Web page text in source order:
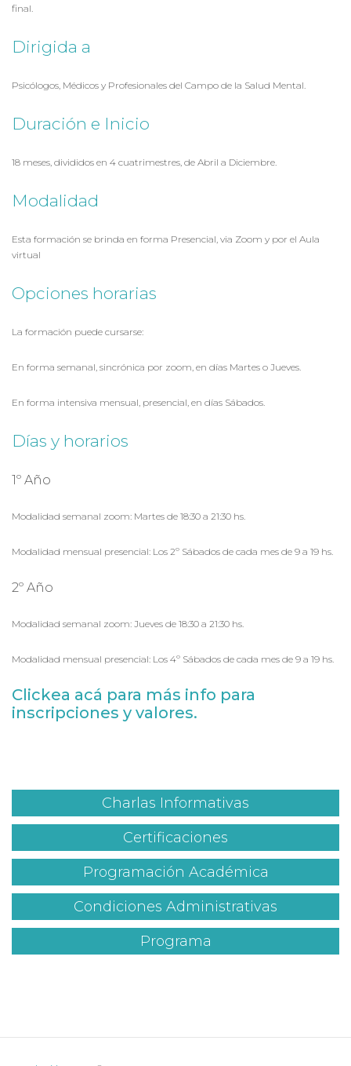
final.
Dirigida a
Psicólogos, Médicos y Profesionales del Campo de la Salud Mental.
Duración e Inicio
18 meses, divididos en 4 cuatrimestres, de Abril a Diciembre.
Modalidad
Esta formación se brinda en forma Presencial, via Zoom y por el Aula
virtual
Opciones horarias
La formación puede cursarse:
En forma semanal, sincrónica por zoom, en días Martes o Jueves.
En forma intensiva mensual, presencial, en días Sábados.
Días y horarios
1º Año
Modalidad semanal zoom: Martes de 18:30 a 21:30 hs.
Modalidad mensual presencial: Los 2º Sábados de cada mes de 9 a 19 hs.
2º Año
Modalidad semanal zoom: Jueves de 18:30 a 21:30 hs.
Modalidad mensual presencial: Los 4º Sábados de cada mes de 9 a 19 hs.
Clickea acá para más info para
inscripciones y valores.
Charlas Informativas
Certificaciones
Programación Académica
Condiciones Administrativas
Programa